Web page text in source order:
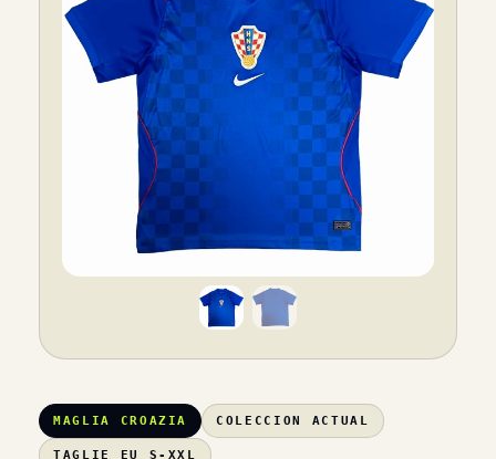
MAGLIA CROAZIA COLECCION ACTUAL
TAGLIE EU S-XXL